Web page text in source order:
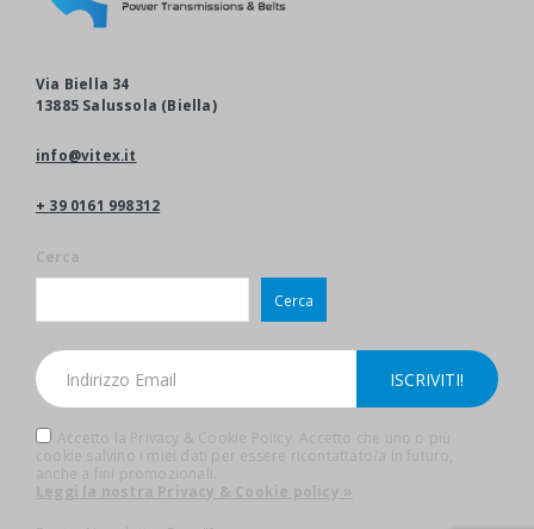
Via Biella 34
13885 Salussola (Biella)
info@vitex.it
+ 39 0161 998312
Cerca
Cerca
Accetto la Privacy & Cookie Policy. Accetto che uno o più
cookie salvino i miei dati per essere ricontattato/a in futuro,
anche a fini promozionali.
Leggi la nostra Privacy & Cookie policy »